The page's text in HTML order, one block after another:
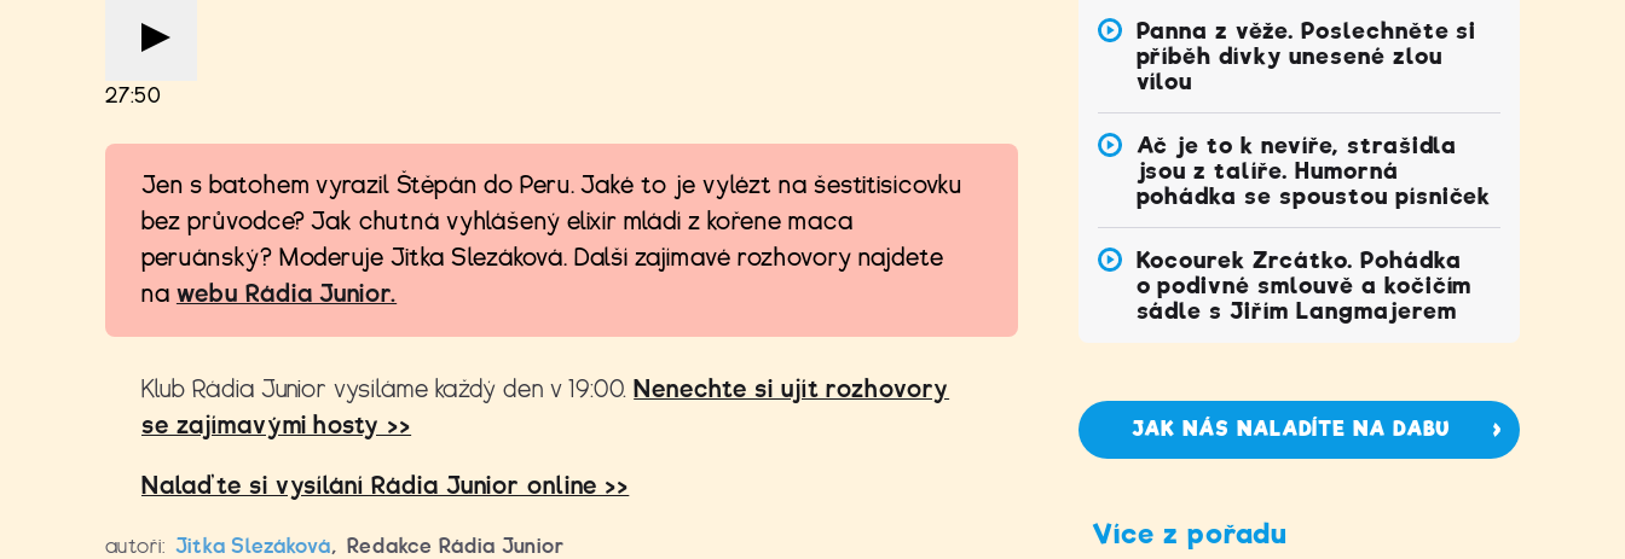
27:50
Jen s batohem vyrazil Štěpán do Peru. Jaké to je vylézt na šestitisícovku
bez průvodce? Jak chutná vyhlášený elixír mládí z kořene maca
peruánský? Moderuje Jitka Slezáková. Další zajímavé rozhovory najdete
na webu Rádia Junior.
Klub Rádia Junior vysíláme každý den v 19:00.Nenechte si ujít rozhovory
se zajímavými hosty >>
Nalaďte si vysílání Rádia Junior online >>
autoři: Jitka Slezáková, Redakce Rádia Junior
Panna z věže. Poslechněte si
příběh dívky unesené zlou
vílou
Ač je to k nevíře, strašidla
jsou z talíře. Humorná
pohádka se spoustou písniček
Kocourek Zrcátko. Pohádka
o podivné smlouvě a kočičím
sádle s Jiřím Langmajerem
JAK NÁS NALADÍTE NA DABU
Více z pořadu